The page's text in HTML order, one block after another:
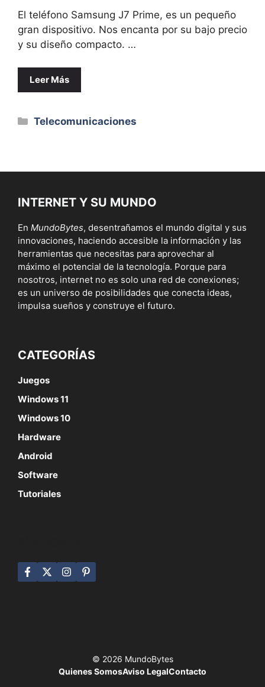
El teléfono Samsung J7 Prime, es un pequeño
gran dispositivo. Nos encanta por su bajo precio
y su diseño compacto. …
Leer Más
Categorías
Telecomunicaciones
INTERNET Y SU MUNDO
En MundoBytes, desentrañamos el mundo digital y sus
innovaciones, haciendo accesible la información y las
herramientas que necesitas para aprovechar al
máximo el potencial de la tecnología. Porque para
nosotros, internet no es solo una red de conexiones;
es un universo de posibilidades que conecta ideas,
impulsa sueños y construye el futuro.
CATEGORÍAS
Juegos
Windows 11
Windows 10
Hardware
Android
Software
Tutoriales
© 2026 MundoBytes
Quienes SomosAviso LegalContacto